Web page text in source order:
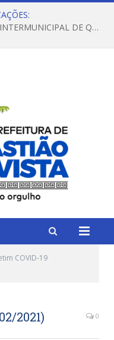
REGULAMENTO DO X CONCURSO INTERMUNICIPAL DE QUADRILHAS JUNINAS – 2026 – ARRAIÁ DA VENEZA
COVID-19
2021) 0